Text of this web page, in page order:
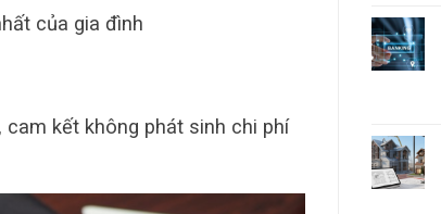
của gia đình
cam kết không phát sinh chi phí